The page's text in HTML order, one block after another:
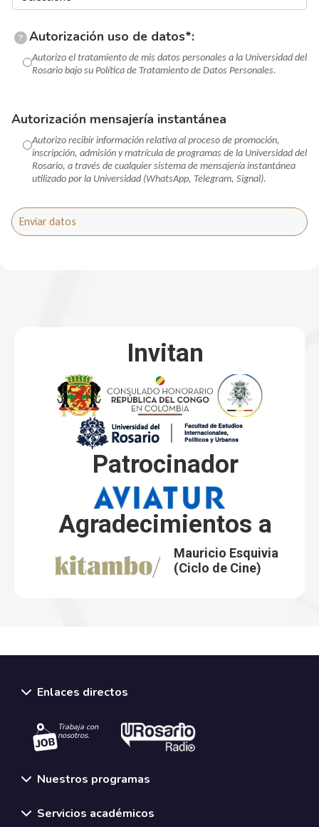
? Autorización uso de datos*:
Autorizo el tratamiento de mis datos personales a la Universidad del
Rosario bajo su Política de Tratamiento de Datos Personales.
Autorización mensajería instantánea
Autorizo recibir información relativa al proceso de promoción,
inscripción, admisión y matrícula de programas de la Universidad del
Rosario, a través de cualquier sistema de mensajería instantánea
utilizado por la Universidad (WhatsApp, Telegram, Signal).
Invitan
Patrocinador
Agradecimientos a
Mauricio Esquivia
(Ciclo de Cine)
Enlaces directos
Trabaja con
nosotros.
Nuestros programas
Servicios académicos